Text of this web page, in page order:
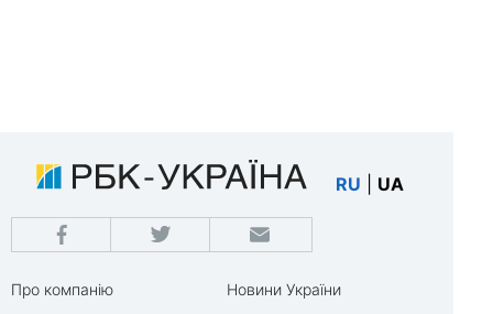
RU UA
Про компанію
Новини України